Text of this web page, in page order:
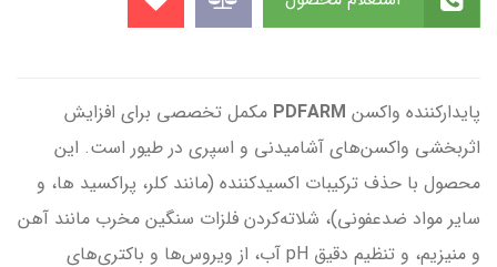
پایدارکننده واکسن PDFARM مکمل تخصصی برای افزایش
اثربخشی واکسن‌های آشامیدنی و اسپری در طیور است. این
محصول با حذف ترکیبات اکسیدکننده‌ (مانند کلر، پراکسید ها، و
سایر مواد ضدعفونی)، شلاته‌کردن فلزات سنگین مخرب مانند آهن
و منیزیم، و تنظیم دقیق pH آب، از ویروس‌ها و باکتری‌های